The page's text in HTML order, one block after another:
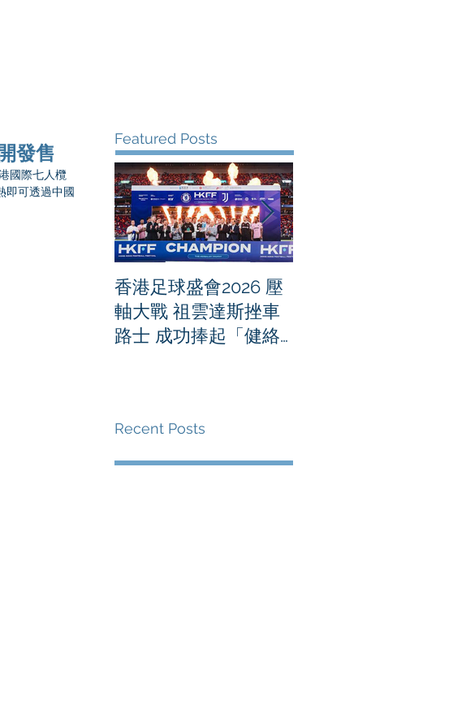
發售
國際七人欖
即可透過中國
Featured Posts
香港足球盛會2026 壓
軸大戰 祖雲達斯挫車
路士 成功捧起「健絡
Recent Posts